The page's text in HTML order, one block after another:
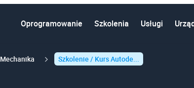
Oprogramowanie Szkolenia Usługi
Mechanika Szkolenie / Kurs Autode...